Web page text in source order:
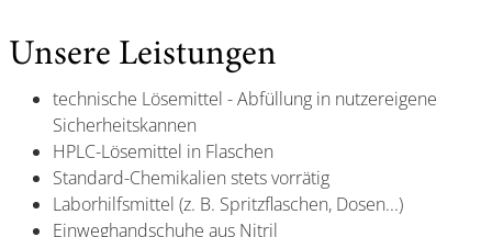
Unsere Leistungen
technische Lösemittel - Abfüllung in nutzereigene
Sicherheitskannen
HPLC-Lösemittel in Flaschen
Standard-Chemikalien stets vorrätig
Laborhilfsmittel (z. B. Spritzflaschen, Dosen...)
Einweghandschuhe aus Nitril